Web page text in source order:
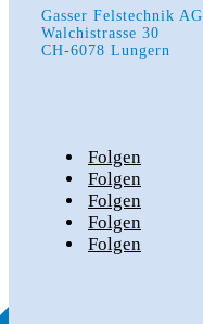
Gasser Felstechnik AG
Walchistrasse 30
CH-6078 Lungern
Folgen
Folgen
Folgen
Folgen
Folgen